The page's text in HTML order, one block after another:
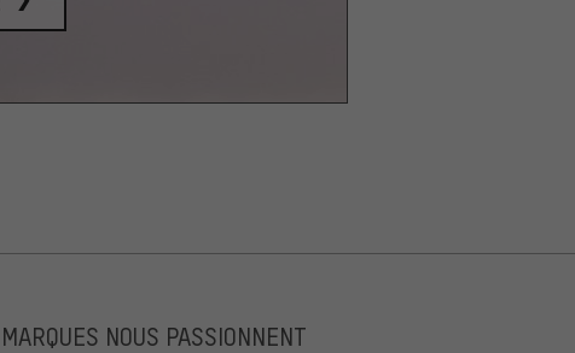
NOUS PASSIONNENT